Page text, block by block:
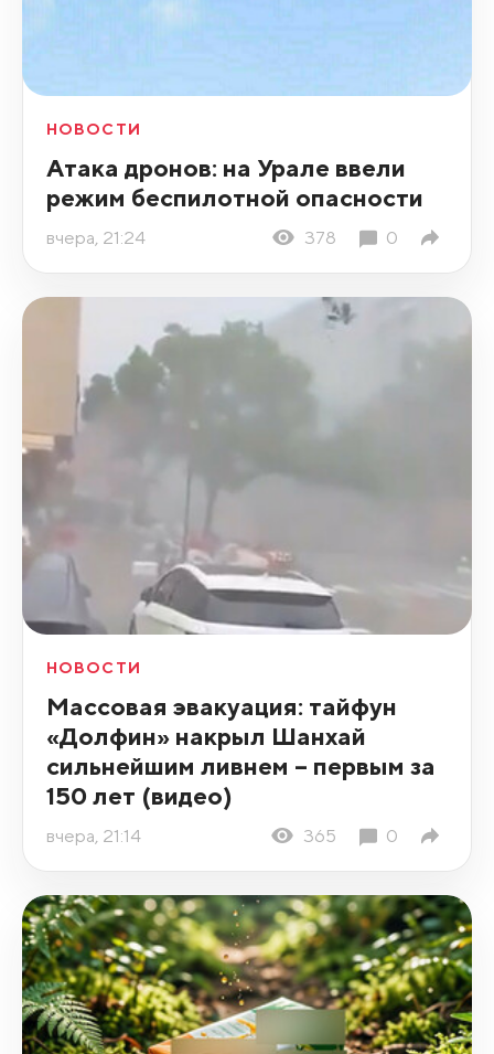
НОВОСТИ
Атака дронов: на Урале ввели
режим беспилотной опасности
вчера, 21:24 378 0
НОВОСТИ
Массовая эвакуация: тайфун
«Долфин» накрыл Шанхай
сильнейшим ливнем – первым за
150 лет (видео)
вчера, 21:14 365 0